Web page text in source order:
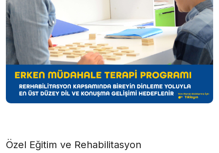
Özel Eğitim ve Rehabilitasyon